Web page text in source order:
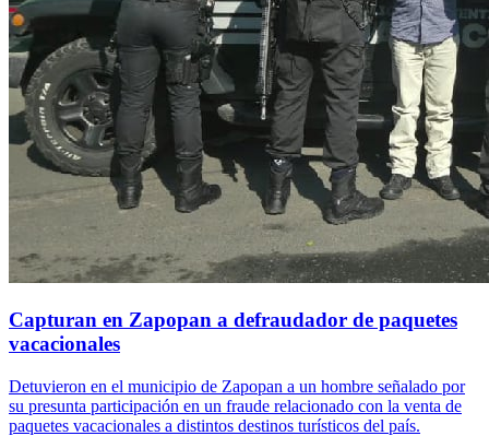
Capturan en Zapopan a defraudador de paquetes
vacacionales
Detuvieron en el municipio de Zapopan a un hombre señalado por
su presunta participación en un fraude relacionado con la venta de
paquetes vacacionales a distintos destinos turísticos del país.